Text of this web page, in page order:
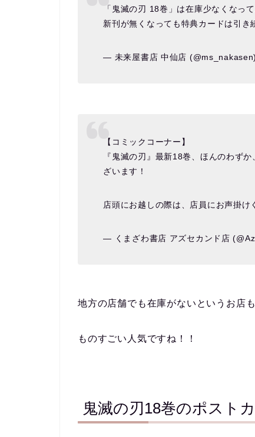
「鬼滅の刃 18巻」は在庫少なくなっ
新刊が無くなっても特典カードは引き
— 未来屋書店 中仙店 (@ms_nakasen)
【コミックコーナー】
『鬼滅の刃』最新18巻、ほんのわず
ざいます！
店頭にお越しの際は、店員にお声掛
— くまざわ書店 アズセカンド店
地方の店舗でも在庫がないというお店
ものすごい人気ですね！！
鬼滅の刃18巻のポスト